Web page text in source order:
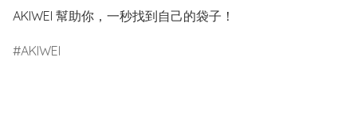
AKIWEI 幫助你，一秒找到自己的袋子！
AKIWEI